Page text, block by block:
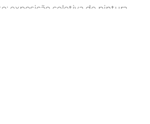
exposição coletiva de pintura,